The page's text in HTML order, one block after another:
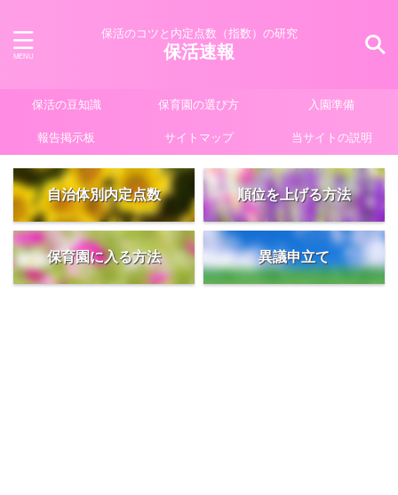
保活のコツと内定点数（指数）の研究
保活速報
保活の豆知識 保育園の選び方 入園準備
報告掲示板 サイトマップ 当サイトの説明
自治体別内定点数 順位を上げる方法
保育園に入る方法 異議申立て